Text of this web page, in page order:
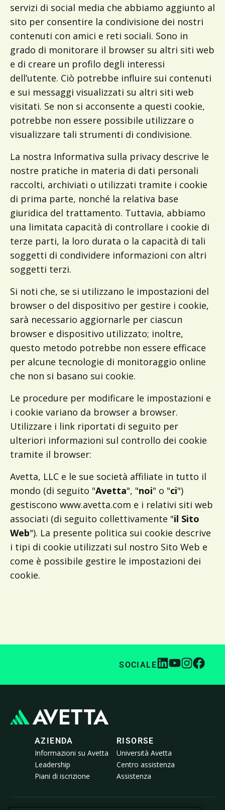
servizi di social media che abbiamo aggiunto al
sito per consentire la condivisione dei nostri
contenuti con amici e reti sociali. Sono in
grado di monitorare il browser su altri siti web
e di creare un profilo degli interessi
dell’utente. Ciò potrebbe influire sui contenuti
e sui messaggi visualizzati su altri siti web
visitati. Se non si acconsente a questi cookie,
potrebbe non essere possibile utilizzare o
visualizzare tali strumenti di condivisione.
La nostra Informativa sulla privacy descrive le
nostre pratiche in materia di dati personali
raccolti, archiviati o utilizzati tramite i cookie
di prima parte, nonché la relativa base
giuridica del trattamento. Tuttavia, abbiamo
una limitata capacità di controllare i cookie di
terze parti, la loro durata o la capacità di tali
soggetti di condividere informazioni con altri
soggetti terzi.
Si noti che, se si utilizzano le impostazioni del
browser o del dispositivo per gestire i cookie,
sarà necessario aggiornarle per ciascun
browser e dispositivo utilizzato; inoltre,
questo metodo potrebbe non essere efficace
per alcune tecnologie di monitoraggio online
che non si basano sui cookie.
Le procedure per modificare le impostazioni e
i cookie variano da browser a browser.
Utilizzare i link riportati di seguito per
ulteriori informazioni sul controllo dei cookie
tramite il browser:
Avetta, LLC e le sue società affiliate in tutto il
mondo (di seguito "Avetta", "noi" o "ci")
gestiscono www.avetta.com e i relativi siti web
associati (di seguito collettivamente "il Sito
Web"). La presente politica sui cookie descrive
i tipi di cookie utilizzati sul nostro Sito Web e
come è possibile gestire le impostazioni dei
cookie.
SOCIALE
AZIENDA
Informazioni su Avetta
Leadership
Piani di iscrizione
RISORSE
Università Avetta
Centro assistenza
Assistenza